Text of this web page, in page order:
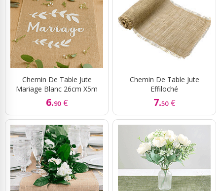
Chemin De Table Jute
Mariage Blanc 26cm X5m
6.90 €
Chemin De Table Jute
Effiloché
7.50 €